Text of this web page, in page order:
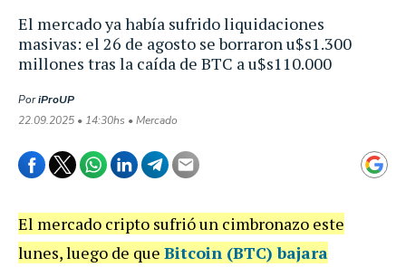
El mercado ya había sufrido liquidaciones
masivas: el 26 de agosto se borraron u$s1.300
millones tras la caída de BTC a u$s110.000
PoriProUP
22.09.2025 • 14:30hs • Mercado
El mercado cripto sufrió un cimbronazo este
lunes, luego de que Bitcoin (BTC) bajara